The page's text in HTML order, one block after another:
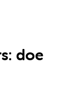
doe